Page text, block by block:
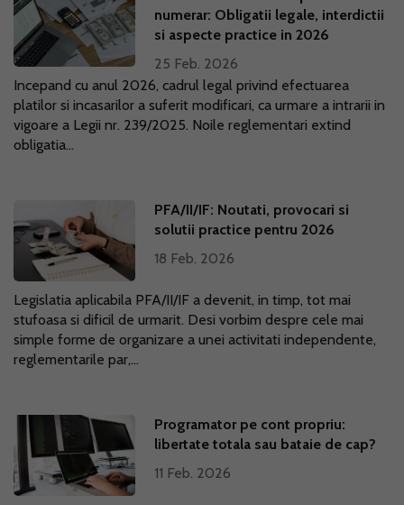
numerar: Obligatii legale, interdictii
si aspecte practice in 2026
25 Feb. 2026
Incepand cu anul 2026, cadrul legal privind efectuarea
platilor si incasarilor a suferit modificari, ca urmare a intrarii in
vigoare a Legii nr. 239/2025. Noile reglementari extind
obligatia...
PFA/II/IF: Noutati, provocari si
solutii practice pentru 2026
18 Feb. 2026
Legislatia aplicabila PFA/II/IF a devenit, in timp, tot mai
stufoasa si dificil de urmarit. Desi vorbim despre cele mai
simple forme de organizare a unei activitati independente,
reglementarile par,...
Programator pe cont propriu:
libertate totala sau bataie de cap?
11 Feb. 2026